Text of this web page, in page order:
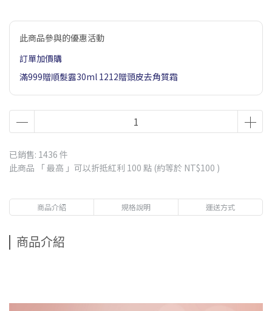
此商品參與的優惠活動
訂單加價購
滿999贈順髮露30ml 1212贈頭皮去角質霜
已銷售: 1436 件
此商品 「 最高 」可以折抵紅利 100 點 (約等於 NT$100 )
商品介紹 規格說明 運送方式
商品介紹